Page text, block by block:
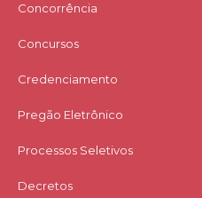
Concorrência
Concursos
Credenciamento
Pregão Eletrônico
Processos Seletivos
Decretos